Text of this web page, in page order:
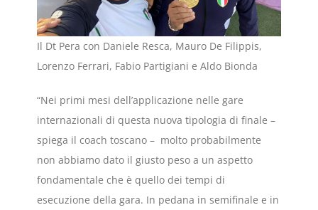
Il Dt Pera con Daniele Resca, Mauro De Filippis,
Lorenzo Ferrari, Fabio Partigiani e Aldo Bionda
“Nei primi mesi dell’applicazione nelle gare
internazionali di questa nuova tipologia di finale –
spiega il coach toscano – molto probabilmente
non abbiamo dato il giusto peso a un aspetto
fondamentale che è quello dei tempi di
esecuzione della gara. In pedana in semifinale e in